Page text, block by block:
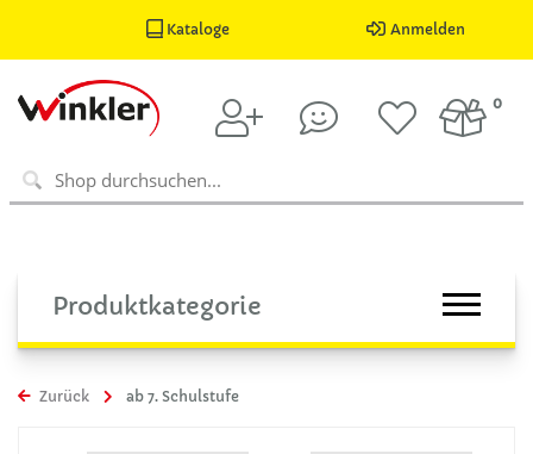
Kataloge Anmelden
0
Produktkategorie
Zurück ab 7. Schulstufe